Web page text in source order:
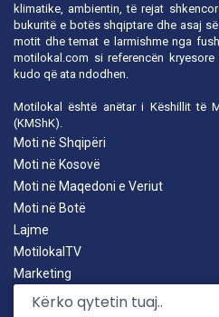
klimatike, ambientin, të rejat
bukuritë e botës shqiptare dhe asaj
motit dhe temat e larmishme nga
motilokal.com si referencën
kudo që ata ndodhen.
Motilokal është anëtar i Këshillit të
(KMShK).
Moti në Shqipëri
Moti në Kosovë
Moti në Maqedoni e Veriut
Moti në Botë
Lajme
MotilokalTV
Marketing